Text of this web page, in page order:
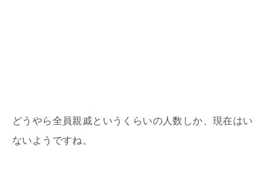
どうやら全員親戚というくらいの人数しか、現在はい
ないようですね。